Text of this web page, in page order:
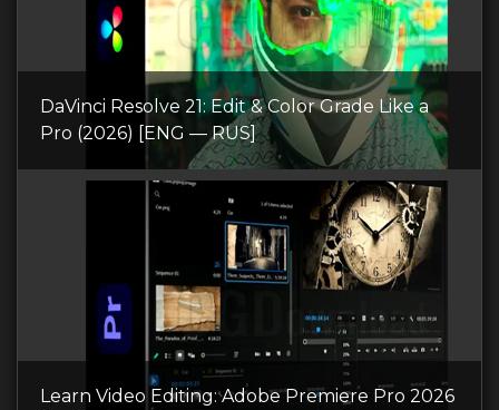
DaVinci Resolve 21: Edit & Color Grade Like a
Pro (2026) [ENG — RUS]
Learn Video Editing: Adobe Premiere Pro 2026